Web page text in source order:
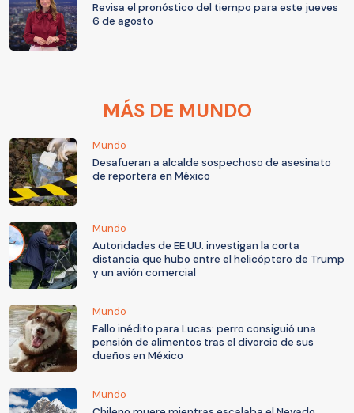
Revisa el pronóstico del tiempo para este jueves
6 de agosto
MÁS DE MUNDO
Mundo
Desafueran a alcalde sospechoso de asesinato
de reportera en México
Mundo
Autoridades de EE.UU. investigan la corta
distancia que hubo entre el helicóptero de Trump
y un avión comercial
Mundo
Fallo inédito para Lucas: perro consiguió una
pensión de alimentos tras el divorcio de sus
dueños en México
Mundo